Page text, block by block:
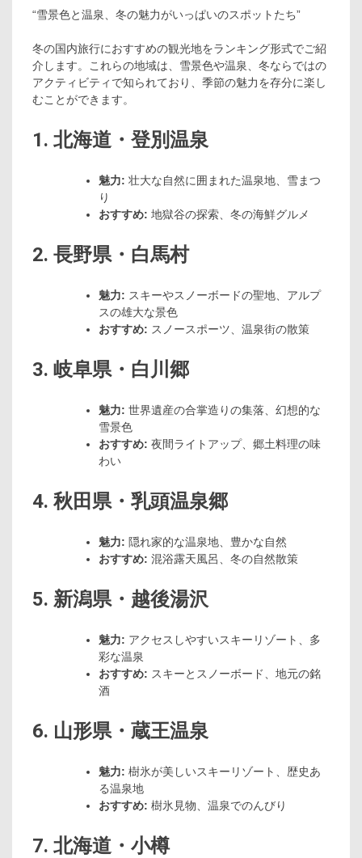
“雪景色と温泉、冬の魅力がいっぱいのスポットたち”
冬の国内旅行におすすめの観光地をランキング形式でご紹
介します。これらの地域は、雪景色や温泉、冬ならではの
アクティビティで知られており、季節の魅力を存分に楽し
むことができます。
1. 北海道・登別温泉
魅力: 壮大な自然に囲まれた温泉地、雪まつ
り
おすすめ: 地獄谷の探索、冬の海鮮グルメ
2. 長野県・白馬村
魅力: スキーやスノーボードの聖地、アルプ
スの雄大な景色
おすすめ: スノースポーツ、温泉街の散策
3. 岐阜県・白川郷
魅力: 世界遺産の合掌造りの集落、幻想的な
雪景色
おすすめ: 夜間ライトアップ、郷土料理の味
わい
4. 秋田県・乳頭温泉郷
魅力: 隠れ家的な温泉地、豊かな自然
おすすめ: 混浴露天風呂、冬の自然散策
5. 新潟県・越後湯沢
魅力: アクセスしやすいスキーリゾート、多
彩な温泉
おすすめ: スキーとスノーボード、地元の銘
酒
6. 山形県・蔵王温泉
魅力: 樹氷が美しいスキーリゾート、歴史あ
る温泉地
おすすめ: 樹氷見物、温泉でのんびり
7. 北海道・小樽